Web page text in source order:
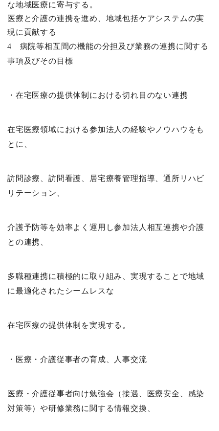
な地域医療に寄与する。
医療と介護の連携を進め、地域包括ケアシステムの実
現に貢献する
4 病院等相互間の機能の分担及び業務の連携に関する
事項及びその目標
・在宅医療の提供体制における切れ目のない連携
在宅医療領域における参加法人の経験やノウハウをも
とに、
訪問診療、訪問看護、居宅療養管理指導、通所リハビ
リテーション、
介護予防等を効率よく運用し参加法人相互連携や介護
との連携、
多職種連携に積極的に取り組み、実現することで地域
に最適化されたシームレスな
在宅医療の提供体制を実現する。
・医療・介護従事者の育成、人事交流
医療・介護従事者向け勉強会（接遇、医療安全、感染
対策等）や研修業務に関する情報交換、